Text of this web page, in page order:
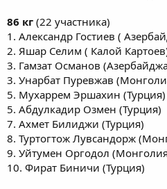
86 кг (22 участника)
1. Александр Гостиев (
2. Яшар Селим ( Калой
3. Гамзат Османов
3. Унарбат Пуревжав
5. Мухаррем Эршахин (Турция)
5. Абдулкадир Озмен (Турция)
7. Ахмет Билиджи (Турция)
8. Туртогтож Лувсандорж
9. Уйтумен Оргодол
10. Фират Биничи (Турция)